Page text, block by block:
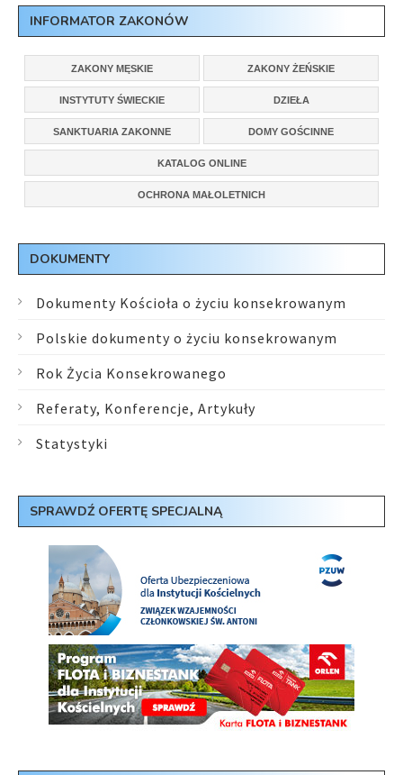
INFORMATOR ZAKONÓW
ZAKONY MĘSKIE ZAKONY ŻEŃSKIE
INSTYTUTY ŚWIECKIE DZIEŁA
SANKTUARIA ZAKONNE DOMY GOŚCINNE
KATALOG ONLINE
OCHRONA MAŁOLETNICH
DOKUMENTY
Dokumenty Kościoła o życiu konsekrowanym
Polskie dokumenty o życiu konsekrowanym
Rok Życia Konsekrowanego
Referaty, Konferencje, Artykuły
Statystyki
SPRAWDŹ OFERTĘ SPECJALNĄ